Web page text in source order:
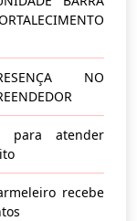
NO
para atender
recebe